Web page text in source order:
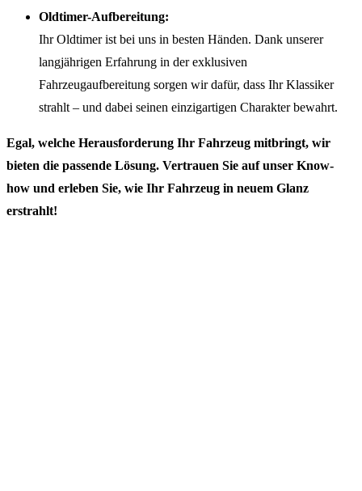
Oldtimer-Aufbereitung:
Ihr Oldtimer ist bei uns in besten Händen. Dank unserer
langjährigen Erfahrung in der exklusiven
Fahrzeugaufbereitung sorgen wir dafür, dass Ihr Klassiker
strahlt – und dabei seinen einzigartigen Charakter bewahrt.
Egal, welche Herausforderung Ihr Fahrzeug mitbringt, wir
bieten die passende Lösung. Vertrauen Sie auf unser Know-
how und erleben Sie, wie Ihr Fahrzeug in neuem Glanz
erstrahlt!